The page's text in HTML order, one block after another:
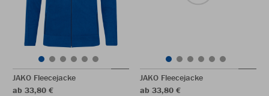
JAKO Fleecejacke
ab 33,80 €
JAKO Fleecejacke
ab 33,80 €